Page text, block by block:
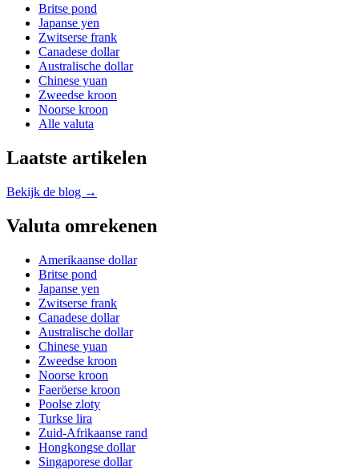
Britse pond
Japanse yen
Zwitserse frank
Canadese dollar
Australische dollar
Chinese yuan
Zweedse kroon
Noorse kroon
Alle valuta
Laatste artikelen
Bekijk de blog →
Valuta omrekenen
Amerikaanse dollar
Britse pond
Japanse yen
Zwitserse frank
Canadese dollar
Australische dollar
Chinese yuan
Zweedse kroon
Noorse kroon
Faeröerse kroon
Poolse zloty
Turkse lira
Zuid-Afrikaanse rand
Hongkongse dollar
Singaporese dollar